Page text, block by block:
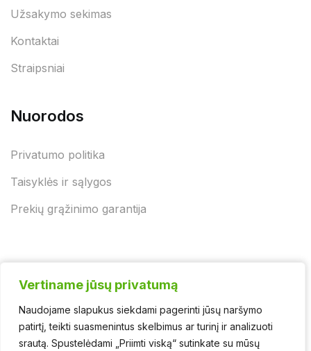
Vertiname jūsų privatumą
Naudojame slapukus siekdami pagerinti jūsų naršymo
patirtį, teikti suasmenintus skelbimus ar turinį ir analizuoti
srautą. Spustelėdami „Priimti viską“ sutinkate su mūsų
Vertiname jūsų privatumą
Naudojame slapukus siekdami pagerinti jūsų naršymo
patirtį, teikti suasmenintus skelbimus ar turinį ir analizuoti
srautą. Spustelėdami „Priimti viską“ sutinkate su mūsų
Užsakymo sekimas
Kontaktai
Straipsniai
Nuorodos
Privatumo politika
Taisyklės ir sąlygos
Prekių grąžinimo garantija
© 2025 - UAB "Jurgėnų biokuras" | Švaros asortimentas